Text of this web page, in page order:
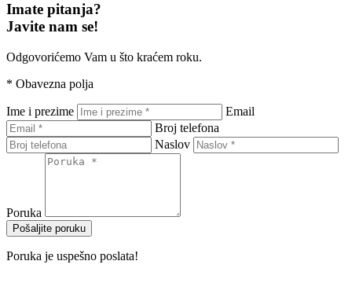
Imate pitanja?
Javite nam se!
Odgovorićemo Vam u što kraćem roku.
* Obavezna polja
Ime i prezime
Email
Broj telefona
Naslov
Poruka
Pošaljite poruku
Poruka je uspešno poslata!